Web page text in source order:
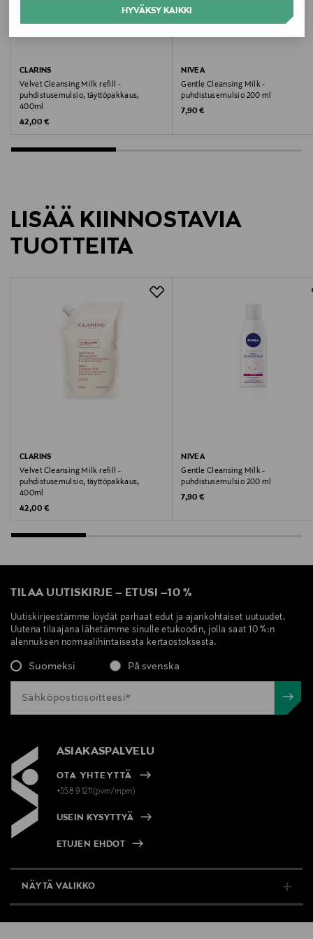
HYVÄKSY KAIKKI
Koko
200 ml
Valmistusmaa
Saksa
7319478110009
Valmistaja
PL 91, 20101 Turku, Finland
Digitaalinen osoite
kuluttajapalvelu@beiersdorf.com
CLARINS
Velvet Cleansing Milk refill -
puhdistusemulsio, täyttöpakkaus,
400ml
Original Price
42,00 €
NIVEA
Gentle Cleansing Milk -
puhdistusemulsio 200 ml
Original Price
7,90 €
LISÄÄ KIINNOSTAVIA
TUOTTEITA
CLARINS
Velvet Cleansing Milk refill -
puhdistusemulsio, täyttöpakkaus,
400ml
Original Price
42,00 €
NIVEA
Gentle Cleansing Milk -
puhdistusemulsio 200 ml
Original Price
7,90 €
TILAA UUTISKIRJE – ETUSI –10 %
Uutiskirjeestämme löydät parhaat edut ja ajankohtaiset uutuudet.
Uutena tilaajana lähetämme sinulle etukoodin, jolla saat 10 %:n
alennuksen normaalihintaisesta kertaostoksesta.
Suomeksi På svenska
ASIAKASPALVELU
OTA YHTEYTTÄ
+358 9 1211(pvm/mpm)
USEIN KYSYTTYÄ
ETUJEN EHDOT
NÄYTÄ VALIKKO